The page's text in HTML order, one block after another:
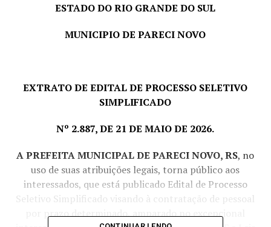
ESTADO DO RIO GRANDE DO SUL
MUNICIPIO DE PARECI NOVO
EXTRATO DE EDITAL DE PROCESSO SELETIVO
SIMPLIFICADO
Nº 2.887, DE 21 DE MAIO DE 2026.
A PREFEITA MUNICIPAL DE PARECI NOVO, RS, no
uso de suas atribuições legais, torna público aos
interessados, que está publicado Edital de Processo
Seletivo Simplificado visando à contratação de pessoal
por prazo determinado, amparado no excepcional